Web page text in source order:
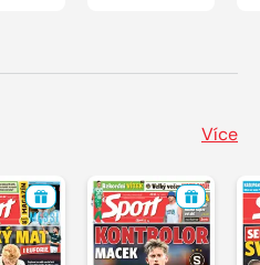
Více